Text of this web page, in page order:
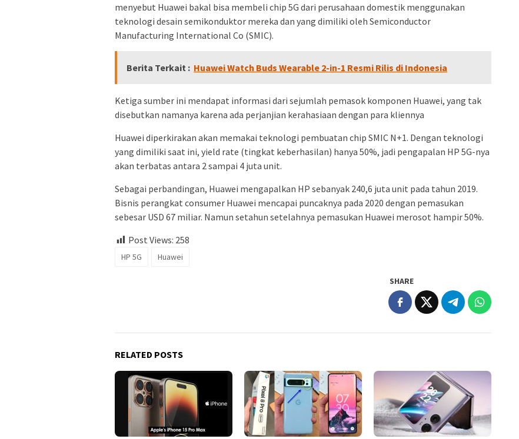
menyebut Huawei bakal bisa membeli chip 5G dari perusahaan domestik menggunakan
teknologi desain semikonduktor mereka dan yang dimiliki oleh Semiconductor
Manufacturing International Co (SMIC).
Berita Terkait : Huawei Watch Buds Wearable 2-in-1 Resmi Rilis di Indonesia
Ketiga sumber ini mendapat informasi dari sejumlah pemasok komponen Huawei, yang tak
disebutkan namanya karena ada perjanjian kerahasiaan dengan para kliennya
Huawei diperkirakan akan memakai teknologi pembuatan chip SMIC N+1. Dengan teknologi
yang dimiliki saat ini, yield rate (tingkat keberhasilan) hanya 50%, jadi pengapalan HP 5G-nya
akan terbatas antara 2 sampai 4 juta unit.
Sebagai perbandingan, Huawei mengapalkan HP sebanyak 240,6 juta unit pada tahun 2019.
Bisnis perangkat consumer Huawei mencapai puncaknya pada 2020 dengan pemasukan
sebesar USD 67 miliar. Namun setahun setelahnya pemasukan Huawei merosot hampir 50%.
Post Views: 258
HP 5G Huawei
SHARE
RELATED POSTS